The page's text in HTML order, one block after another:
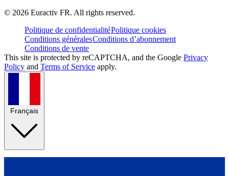
© 2026 Euractiv FR. All rights reserved.
Politique de confidentialitéPolitique cookies
Conditions généralesConditions d’abonnement
Conditions de vente
This site is protected by reCAPTCHA, and the Google Privacy
Policy and Terms of Service apply.
Français